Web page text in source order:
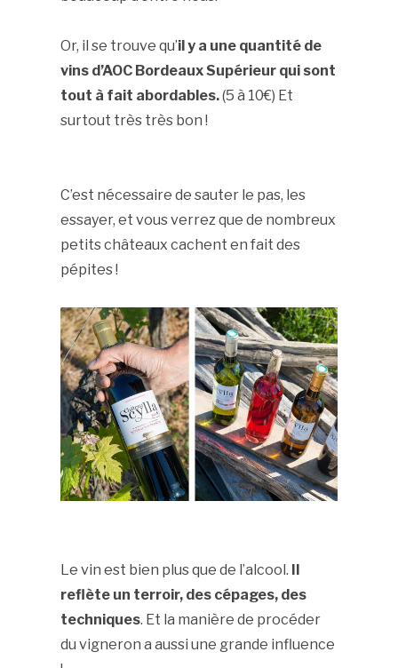
Or, il se trouve qu’il y a une quantité de
vins d’AOC Bordeaux Supérieur qui sont
tout à fait abordables.(5 à 10€) Et
surtout très très bon !
C’est nécessaire de sauter le pas, les
essayer, et vous verrez que de nombreux
petits châteaux cachent en fait des
pépites !
Le vin est bien plus que de l’alcool. Il
reflète un terroir, des cépages, des
techniques. Et la manière de procéder
du vigneron a aussi une grande influence